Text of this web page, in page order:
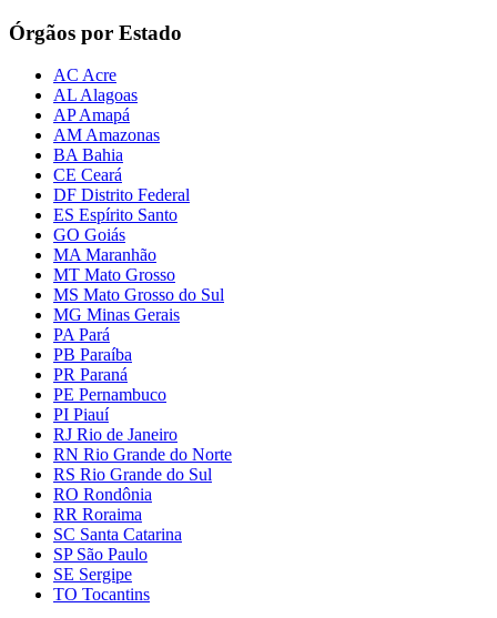
Órgãos por Estado
AC Acre
AL Alagoas
AP Amapá
AM Amazonas
BA Bahia
CE Ceará
DF Distrito Federal
ES Espírito Santo
GO Goiás
MA Maranhão
MT Mato Grosso
MS Mato Grosso do Sul
MG Minas Gerais
PA Pará
PB Paraíba
PR Paraná
PE Pernambuco
PI Piauí
RJ Rio de Janeiro
RN Rio Grande do Norte
RS Rio Grande do Sul
RO Rondônia
RR Roraima
SC Santa Catarina
SP São Paulo
SE Sergipe
TO Tocantins